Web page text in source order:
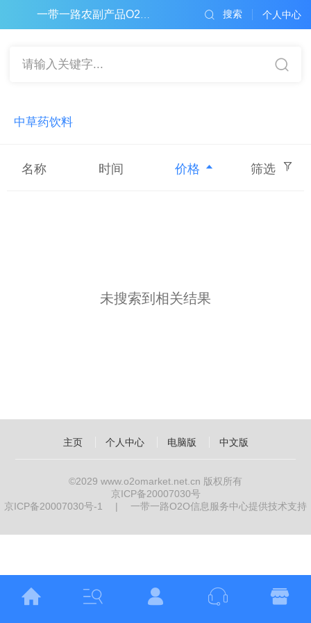
一带一路农副产品O2O电子商务平台 个人中心
搜索
请输入关键字...
中草药饮料
名称 时间 价格 筛选
未搜索到相关结果
主页 个人中心 电脑版 中文版
©2029 www.o2omarket.net.cn 版权所有
京ICP备20007030号
京ICP备20007030号-1
| 一带一路O2O信息服务中心提供技术支持